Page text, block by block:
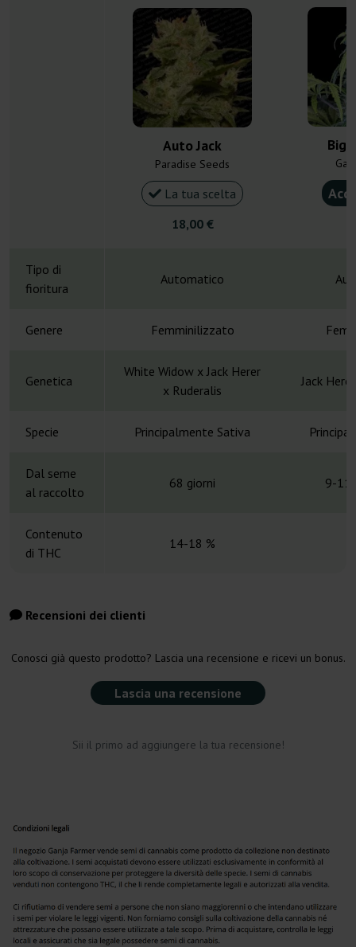
Auto Jack
Paradise Seeds
La tua scelta
18,00 €
Big
Tipo di
fioritura
Automatico
Genere Femminilizzato
Genetica
White Widow x Jack Herer
x Ruderalis
Jack
Specie Principalmente Sativa
Dal seme
al raccolto
68 giorni 9-11
Contenuto
di THC
14-18 %
Recensioni dei clienti
Conosci già questo prodotto? Lascia una recensione e ricevi un bonus.
Lascia una recensione
Sii il primo ad aggiungere la tua recensione!